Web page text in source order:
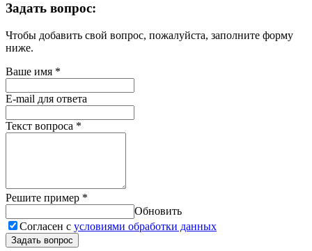
Задать вопрос:
Чтобы добавить свой вопрос, пожалуйста, заполните форму
ниже.
Ваше имя *
E-mail для ответа
Текст вопроса *
Решите пример *
Обновить
Согласен с условиями обработки данных
Задать вопрос